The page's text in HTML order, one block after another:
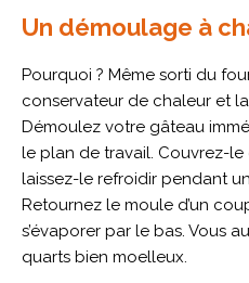
Un démoulage à
Pourquoi ? Même sorti du
conservateur de chaleur et
Démoulez votre gâteau
le plan de travail. Couvrez-
laissez-le refroidir pendant
Retournez le moule d’un
s’évaporer par le bas. Vous
quarts bien moelleux.